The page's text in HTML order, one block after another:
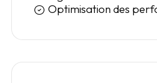
Optimisation des